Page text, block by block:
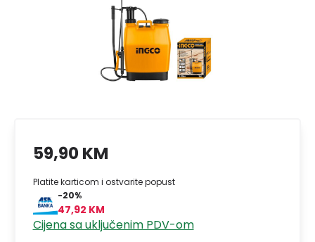
59,90 KM
Platite karticom i ostvarite popust
-20%
47,92 KM
Cijena sa uključenim PDV-om